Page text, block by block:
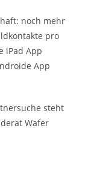
noch mehr
pro
iPad App
App
steht
Wafer